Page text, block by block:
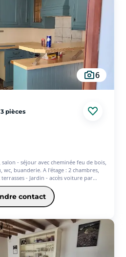
6
pièces
- séjour avec cheminée feu de bois,
buanderie. A l'étage : 2 chambres,
- Jardin - accès voiture par
informations sur les risques
disponibles sur le site Géorisques :
contact